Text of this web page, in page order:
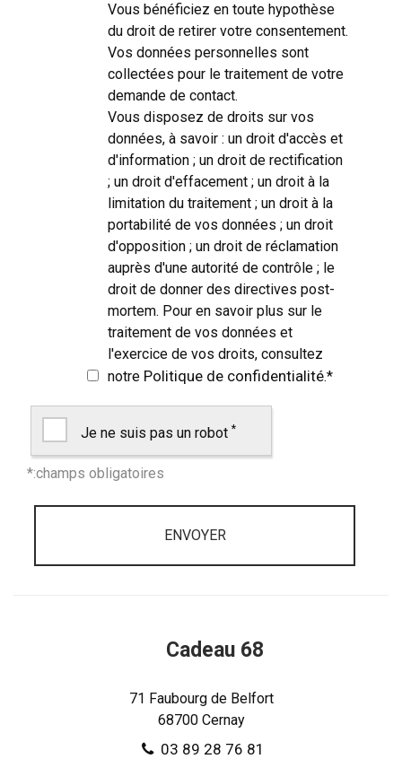
Vous bénéficiez en toute hypothèse
du droit de retirer votre consentement.
Vos données personnelles sont
collectées pour le traitement de votre
demande de contact.
Vous disposez de droits sur vos
données, à savoir : un droit d'accès et
d'information ; un droit de rectification
; un droit d'effacement ; un droit à la
limitation du traitement ; un droit à la
portabilité de vos données ; un droit
d'opposition ; un droit de réclamation
auprès d'une autorité de contrôle ; le
droit de donner des directives post-
mortem. Pour en savoir plus sur le
traitement de vos données et
l'exercice de vos droits, consultez
notre Politique de confidentialité.*
Je ne suis pas un robot *
Cadeau 68
71 Faubourg de Belfort
68700 Cernay
03 89 28 76 81